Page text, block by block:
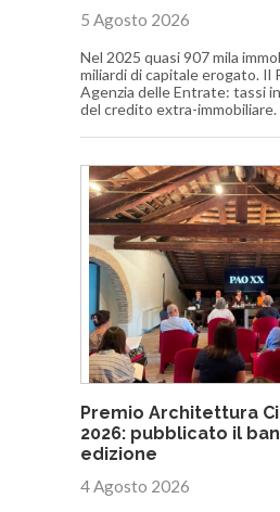
5 Agosto 2026
Nel 2025 quasi 907 mila
miliardi di capitale erogato. Il
Agenzia delle Entrate: tassi
del credito extra-immobiliare.
Premio Architettura
2026: pubblicato il
edizione
4 Agosto 2026